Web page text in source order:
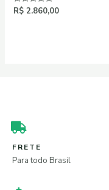
Avaliação
R$ 2.860,00
FRETE
Para todo Brasil